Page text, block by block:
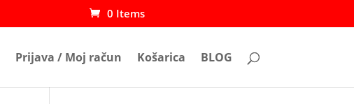
0 Items
Prijava / Moj račun Košarica BLOG